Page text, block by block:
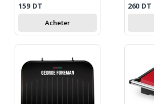
159 DT
Acheter
260 DT